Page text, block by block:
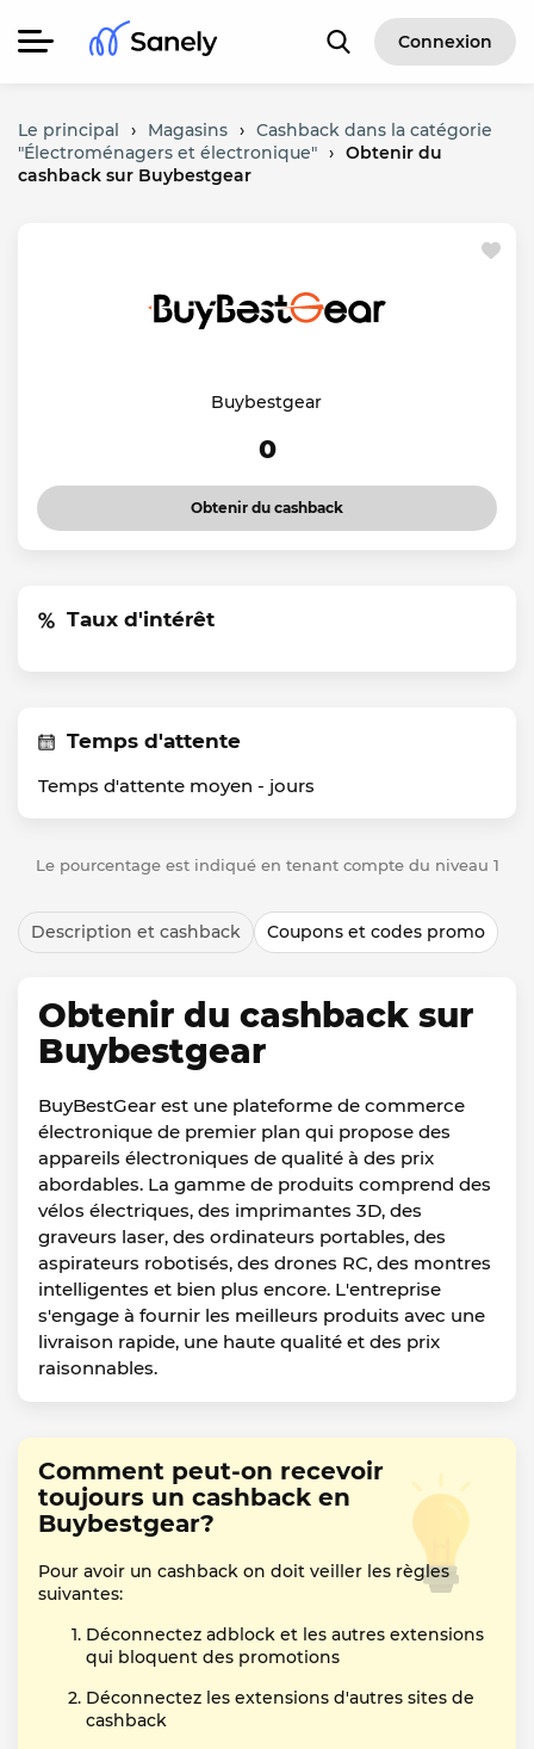
Connexion
Le principal › Magasins › Cashback dans la catégorie
"Électroménagers et électronique" › Obtenir du
cashback sur Buybestgear
Buybestgear
0
Obtenir du cashback
Taux d'intérêt
Temps d'attente
Temps d'attente moyen - jours
Le pourcentage est indiqué en tenant compte du niveau 1
Description et cashback Coupons et codes promo
Obtenir du cashback sur
Buybestgear
BuyBestGear est une plateforme de commerce
électronique de premier plan qui propose des
appareils électroniques de qualité à des prix
abordables. La gamme de produits comprend des
vélos électriques, des imprimantes 3D, des
graveurs laser, des ordinateurs portables, des
aspirateurs robotisés, des drones RC, des montres
intelligentes et bien plus encore. L'entreprise
s'engage à fournir les meilleurs produits avec une
livraison rapide, une haute qualité et des prix
raisonnables.
Comment peut-on recevoir
toujours un cashback en
Buybestgear?
Pour avoir un cashback on doit veiller les règles
suivantes:
Déconnectez adblock et les autres extensions
qui bloquent des promotions
Déconnectez les extensions d'autres sites de
cashback